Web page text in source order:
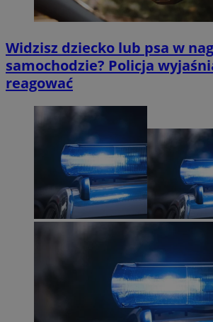
Widzisz dziecko lub psa w
samochodzie? Policja
reagować